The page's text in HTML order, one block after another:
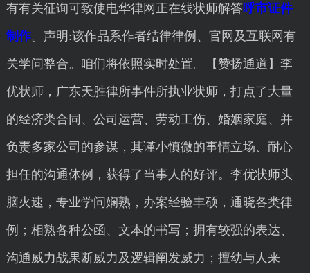
有有关征询可致使电华律网正在线状师解答呼市证件
制作。声明:该作品系作者结律律例、官网及互联网有
关学问整合。咱们将依照实时处置。【赞扬通道】李
优状师，广东天胜律所事件所执业状师，打点了大量
的经济类合同、公司运营、劳动工伤、婚姻家庭、并
负责多家公司的参谋，其谨小慎微的事情立场、耐心
担任的沟通体例，获得了当事人的好评。李优状师头
脑火速，专业学问娴熟，办案经验丰硕，通晓各类律
例；相熟各种公函、文本的书写；拥有较强的表达、
沟通威力战果断威力及逻辑阐发威力；擅幼与人来